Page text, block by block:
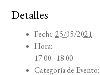
Detalles
Fecha:25/05/2021
Hora:
17:00 - 18:00
Categoría de Evento: